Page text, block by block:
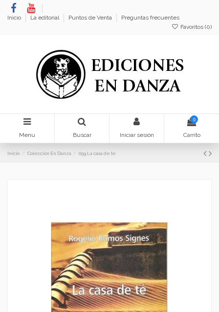
Inicio La editorial Puntos de Venta
Preguntas frecuentes
Favoritos (0)
Menu Buscar Iniciar sesión
0
Carrito
Inicio Colección En Danza 059.La casa de te